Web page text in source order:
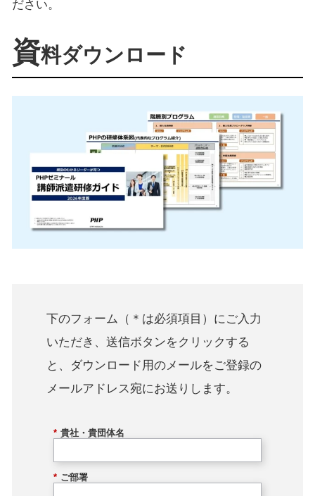
ださい。
資料ダウンロード
下のフォーム（＊は必須項目）にご入力
いただき、送信ボタンをクリックする
と、ダウンロード用のメールをご登録の
メールアドレス宛にお送りします。
* 貴社・貴団体名
* ご部署